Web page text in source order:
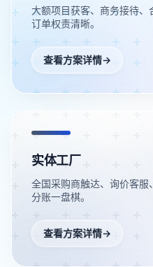
大额项目获客、商务接待、
订单权责清晰。
查看方案详情→
实体工厂
全国采购商触达、询价客服
分账一盘棋。
查看方案详情→